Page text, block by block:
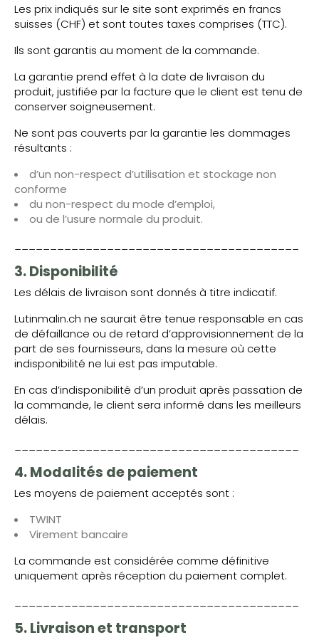
Les prix indiqués sur le site sont exprimés en francs
suisses (CHF) et sont toutes taxes comprises (TTC).
Ils sont garantis au moment de la commande.
La garantie prend effet à la date de livraison du
produit, justifiée par la facture que le client est tenu de
conserver soigneusement.
Ne sont pas couverts par la garantie les dommages
résultants :
d’un non-respect d’utilisation et stockage non
conforme
du non-respect du mode d’emploi,
ou de l’usure normale du produit.
3. Disponibilité
Les délais de livraison sont donnés à titre indicatif.
Lutinmalin.ch ne saurait être tenue responsable en cas
de défaillance ou de retard d’approvisionnement de la
part de ses fournisseurs, dans la mesure où cette
indisponibilité ne lui est pas imputable.
En cas d’indisponibilité d’un produit après passation de
la commande, le client sera informé dans les meilleurs
délais.
4. Modalités de paiement
Les moyens de paiement acceptés sont :
TWINT
Virement bancaire
La commande est considérée comme définitive
uniquement après réception du paiement complet.
5. Livraison et transport